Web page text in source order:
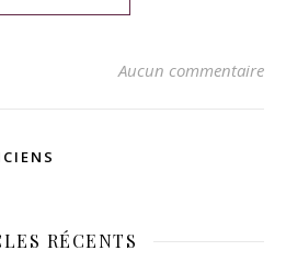
Aucun commentaire
RÉCENTS